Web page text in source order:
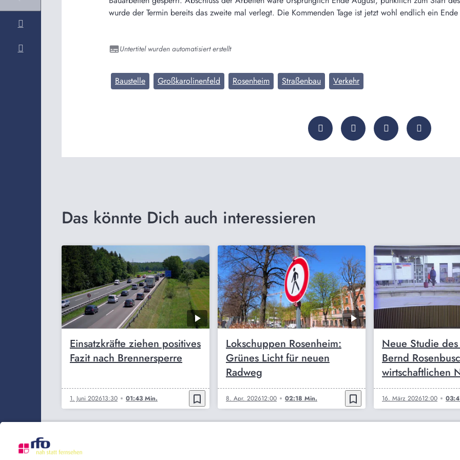
wurde der Termin bereits das zweite mal verlegt. Die Kommenden Tage ist jetzt wohl endlich ein
Untertitel wurden automatisiert erstellt
Baustelle Großkarolinenfeld Rosenheim Straßenbau Verkehr
Das könnte Dich auch interessieren
Einsatzkräfte ziehen positives
Fazit nach Brennersperre
1. Juni 202613:30 01:43 Min. bookmark_border
Lokschuppen Rosenheim:
Grünes Licht für neuen
Radweg
8. Apr. 202612:00 02:18 Min. bookmark_border
Neue Studie
Bernd
wirtschaftlichen
16. März 202612:00